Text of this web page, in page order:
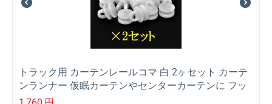
トラック用 カーテンレールコマ 白 2ヶセット カーテ
ンランナー 仮眠カーテンやセンターカーテンに フッ
クかけ